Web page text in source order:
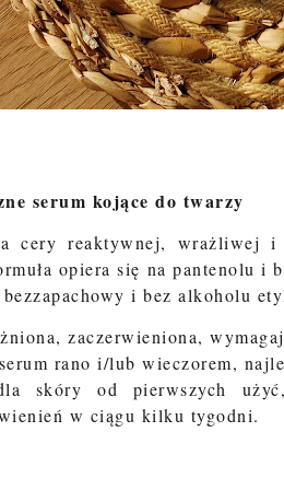
serum kojące do twarzy
ceryreaktywnej, wrażliwej i
opiera się napantenolu i
i bez alkoholu
zaczerwieniona,
rano i/lub wieczorem,
skóry od pierwszych
w ciągu kilku tygodni.